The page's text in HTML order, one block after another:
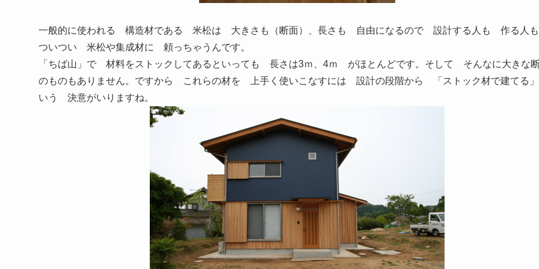
一般的に使われる 構造材である 米松は 大きさも（断面）、長さも 自由になるので 設計する人も 作る人
ついつい 米松や集成材に 頼っちゃうんです。
「ちば山」で 材料をストックしてあるといっても 長さは3ｍ、4ｍ がほとんどです。そして そんなに大きな
のものもありません。ですから これらの材を 上手く使いこなすには 設計の段階から 「ストック材で建てる」
いう 決意がいりますね。